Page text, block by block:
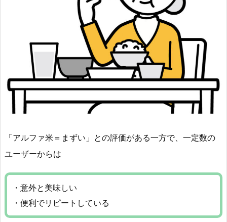
「アルファ米＝まずい」との評価がある一方で、一定数の
ユーザーからは
・意外と美味しい
・便利でリピートしている